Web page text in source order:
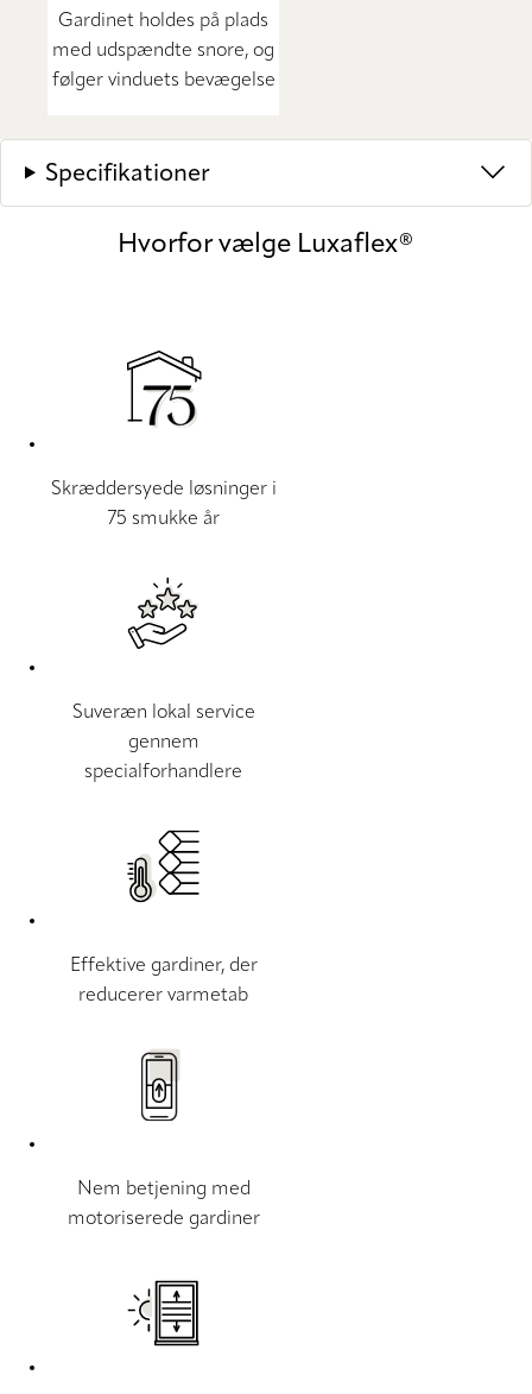
Gardinet holdes på plads
med udspændte snore, og
følger vinduets bevægelse
Specifikationer
Hvorfor vælge Luxaflex®
Skræddersyede løsninger i
75 smukke år
Suveræn lokal service
gennem
specialforhandlere
Effektive gardiner, der
reducerer varmetab
Nem betjening med
motoriserede gardiner